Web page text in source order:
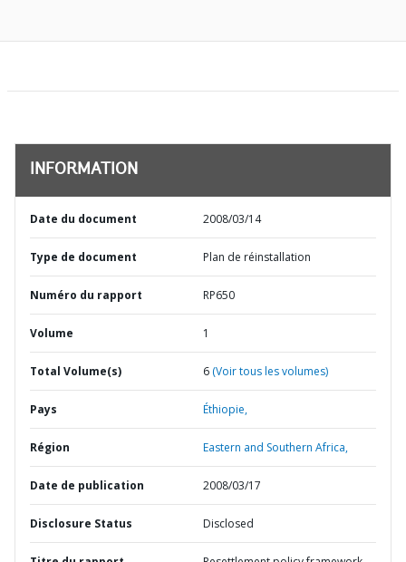
INFORMATION
Date du document 2008/03/14
Type de document Plan de réinstallation
Numéro du rapport RP650
Volume 1
Total Volume(s) 6 (Voir tous les volumes)
Pays Éthiopie,
Région Eastern and Southern Africa,
Date de publication 2008/03/17
Disclosure Status Disclosed